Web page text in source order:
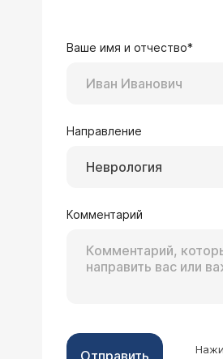
Ваше имя и отчество*
Направление
Неврология
Комментарий
Отправить